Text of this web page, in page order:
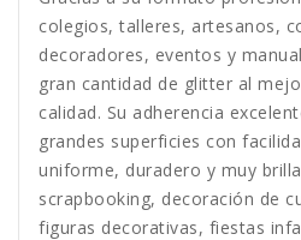
colegios, talleres, artesanos,
decoradores, eventos y
gran cantidad de glitter al
calidad. Su adherencia
grandes superficies con
uniforme, duradero y muy
scrapbooking, decoración de
figuras decorativas, fiestas